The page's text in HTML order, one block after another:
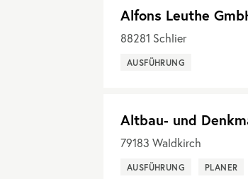
Alfons Leuthe
88281 Schlier
AUSFÜHRUNG
Altbau- und
79183 Waldkirch
AUSFÜHRUNG PLANER